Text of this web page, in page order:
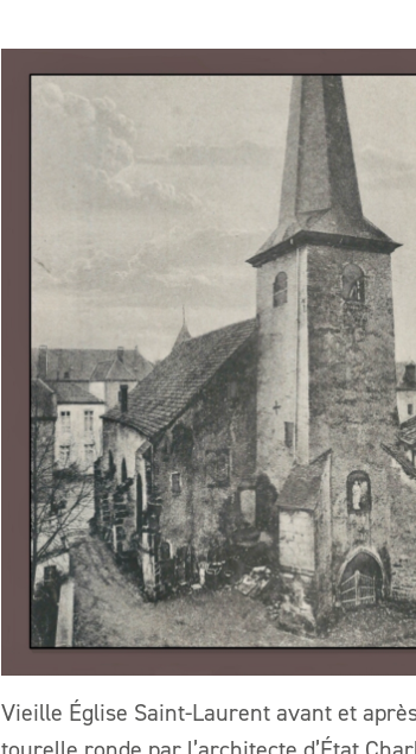
Vieille Église Saint-Laurent avant et